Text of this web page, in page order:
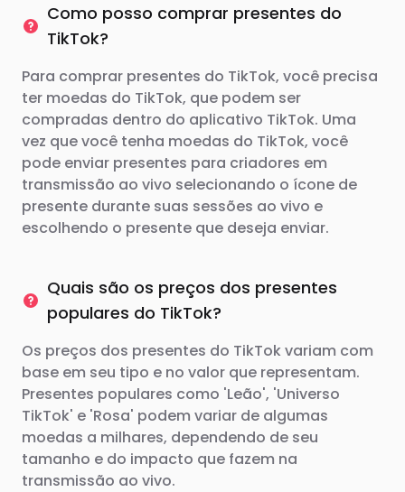
Como posso comprar presentes do
TikTok?
Para comprar presentes do TikTok, você precisa
ter moedas do TikTok, que podem ser
compradas dentro do aplicativo TikTok. Uma
vez que você tenha moedas do TikTok, você
pode enviar presentes para criadores em
transmissão ao vivo selecionando o ícone de
presente durante suas sessões ao vivo e
escolhendo o presente que deseja enviar.
Quais são os preços dos presentes
populares do TikTok?
Os preços dos presentes do TikTok variam com
base em seu tipo e no valor que representam.
Presentes populares como 'Leão', 'Universo
TikTok' e 'Rosa' podem variar de algumas
moedas a milhares, dependendo de seu
tamanho e do impacto que fazem na
transmissão ao vivo.